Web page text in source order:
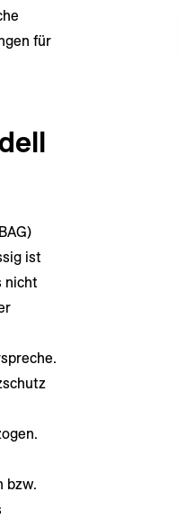
für
ist
nicht
bzw.